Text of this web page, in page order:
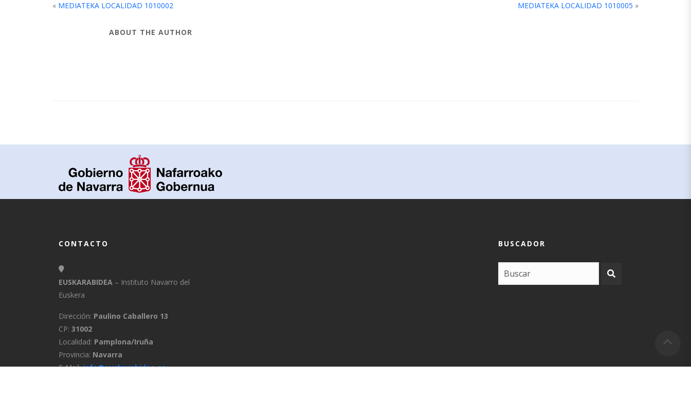
« MEDIATEKA LOCALIDAD 1010002 MEDIATEKA LOCALIDAD 1010005 »
ABOUT THE AUTHOR
CONTACTO
EUSKARABIDEA – Instituto Navarro del
Euskera
Dirección: Paulino Caballero 13
CP: 31002
Localidad: Pamplona/Iruña
Provincia: Navarra
E-Mail:info@euskarabidea.es
BUSCADOR